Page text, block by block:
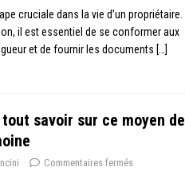
cruciale dans la vie d’un propriétaire.
il est essentiel de se conformer aux
et de fournir les documents […]
savoir sur ce moyen de
Commentaires fermés